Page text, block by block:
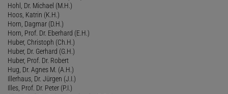
Hohl, Dr. Michael (M.H.)
Hoos, Katrin (K.H.)
Horn, Dagmar (D.H.)
Horn, Prof. Dr. Eberhard (E.H.)
Huber, Christoph (Ch.H.)
Huber, Dr. Gerhard (G.H.)
Huber, Prof. Dr. Robert
Hug, Dr. Agnes M. (A.H.)
Illerhaus, Dr. Jürgen (J.I.)
Illes, Prof. Dr. Peter (P.I.)